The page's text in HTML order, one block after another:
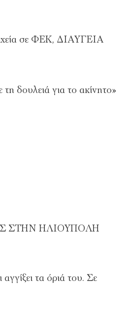
σε ΦΕΚ, ΔΙΑΥΓΕΙΑ
δουλειά για το ακίνητο»
ΣΤΗΝ ΗΛΙΟΥΠΟΛΗ
τα όριά του. Σε